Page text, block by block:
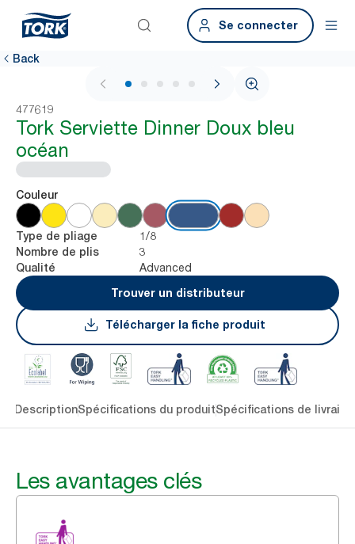
Se connecter
Back
1 / 6
477619
Tork Serviette Dinner Doux bleu
océan
Couleur
Type de pliage 1/8
Nombre de plis 3
Qualité
Advanced
Trouver un distributeur
Télécharger la fiche produit
DescriptionSpécifications du produitSpécifications de
Les avantages clés